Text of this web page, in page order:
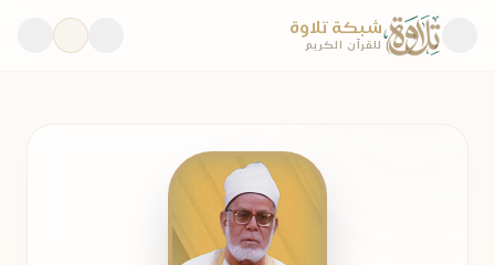
شبكة تلاوة
للقرآن الكريم